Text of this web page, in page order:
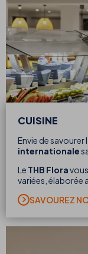
CUISINE
Envie de savourer
internationale
Le THB Flora
variées, élaborée
SAVOUREZ